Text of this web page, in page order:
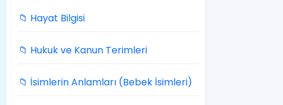
📁 Hayat Bilgisi
📁 Hukuk ve Kanun Terimleri
📁 İsimlerin Anlamları (Bebek İsimleri)